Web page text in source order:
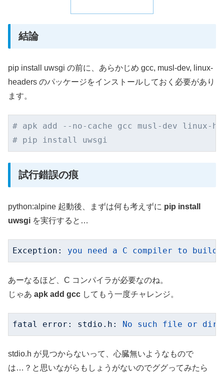
結論
pip install uwsgi の前に、あらかじめ gcc, musl-dev, linux-
headers のパッケージをインストールしておく必要があり
ます。
# apk add --no-cache gcc musl-dev linux-
# pip install uwsgi
試行錯誤の痕
python:alpine 起動後、まずは何も考えずに pip install
uwsgi を実行すると…
Exception : you need a C compiler to build
あーなるほど、C コンパイラが必要なのね。
じゃあ apk add gcc してもう一度チャレンジ。
fatal error: stdio.h: No such file or
stdio.h が見つからないって、心臓無いようなもので
は…？と思いながらもしょうがないのでググってみたら